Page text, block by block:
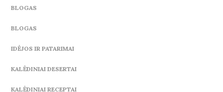
BLOGAS
BLOGAS
IDĖJOS IR PATARIMAI
KALĖDINIAI DESERTAI
KALĖDINIAI RECEPTAI